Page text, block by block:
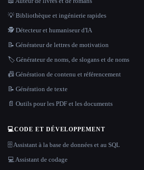
💡 Bibliothèque et ingénierie rapides
🕵️ Détecteur et humaniseur d'IA
📝 Générateur de lettres de motivation
🏷️ Générateur de noms, de slogans et de noms
📠 Génération de contenu et référencement
📝 Génération de texte
📄 Outils pour les PDF et les documents
💻CODE ET DÉVELOPPEMENT
🗄️ Assistant à la base de données et au SQL
💻 Assistant de codage